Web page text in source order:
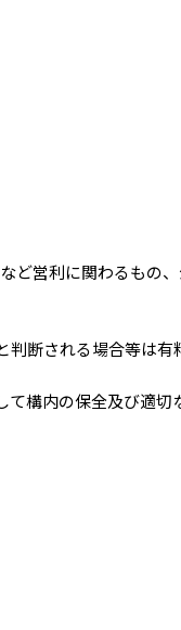
営利に関わるもの
断される場合等は有
構内の保全及び適